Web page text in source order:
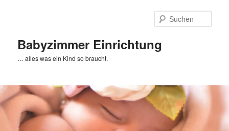
Babyzimmer Einrichtung
… alles was ein Kind so braucht.